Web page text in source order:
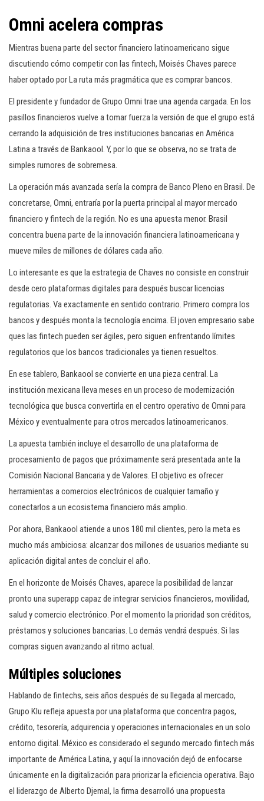
Omni acelera compras
Mientras buena parte del sector financiero latinoamericano sigue
discutiendo cómo competir con las fintech, Moisés Chaves parece
haber optado por La ruta más pragmática que es comprar bancos.
El presidente y fundador de Grupo Omni trae una agenda cargada. En los
pasillos financieros vuelve a tomar fuerza la versión de que el grupo está
cerrando la adquisición de tres instituciones bancarias en América
Latina a través de Bankaool. Y, por lo que se observa, no se trata de
simples rumores de sobremesa.
La operación más avanzada sería la compra de Banco Pleno en Brasil. De
concretarse, Omni, entraría por la puerta principal al mayor mercado
financiero y fintech de la región. No es una apuesta menor. Brasil
concentra buena parte de la innovación financiera latinoamericana y
mueve miles de millones de dólares cada año.
Lo interesante es que la estrategia de Chaves no consiste en construir
desde cero plataformas digitales para después buscar licencias
regulatorias. Va exactamente en sentido contrario. Primero compra los
bancos y después monta la tecnología encima. El joven empresario sabe
ques las fintech pueden ser ágiles, pero siguen enfrentando límites
regulatorios que los bancos tradicionales ya tienen resueltos.
En ese tablero, Bankaool se convierte en una pieza central. La
institución mexicana lleva meses en un proceso de modernización
tecnológica que busca convertirla en el centro operativo de Omni para
México y eventualmente para otros mercados latinoamericanos.
La apuesta también incluye el desarrollo de una plataforma de
procesamiento de pagos que próximamente será presentada ante la
Comisión Nacional Bancaria y de Valores. El objetivo es ofrecer
herramientas a comercios electrónicos de cualquier tamaño y
conectarlos a un ecosistema financiero más amplio.
Por ahora, Bankaool atiende a unos 180 mil clientes, pero la meta es
mucho más ambiciosa: alcanzar dos millones de usuarios mediante su
aplicación digital antes de concluir el año.
En el horizonte de Moisés Chaves, aparece la posibilidad de lanzar
pronto una superapp capaz de integrar servicios financieros, movilidad,
salud y comercio electrónico. Por el momento la prioridad son créditos,
préstamos y soluciones bancarias. Lo demás vendrá después. Si las
compras siguen avanzando al ritmo actual.
Múltiples soluciones
Hablando de fintechs, seis años después de su llegada al mercado,
Grupo Klu refleja apuesta por una plataforma que concentra pagos,
crédito, tesorería, adquirencia y operaciones internacionales en un solo
entorno digital. México es considerado el segundo mercado fintech más
importante de América Latina, y aquí la innovación dejó de enfocarse
únicamente en la digitalización para priorizar la eficiencia operativa. Bajo
el liderazgo de Alberto Djemal, la firma desarrolló una propuesta